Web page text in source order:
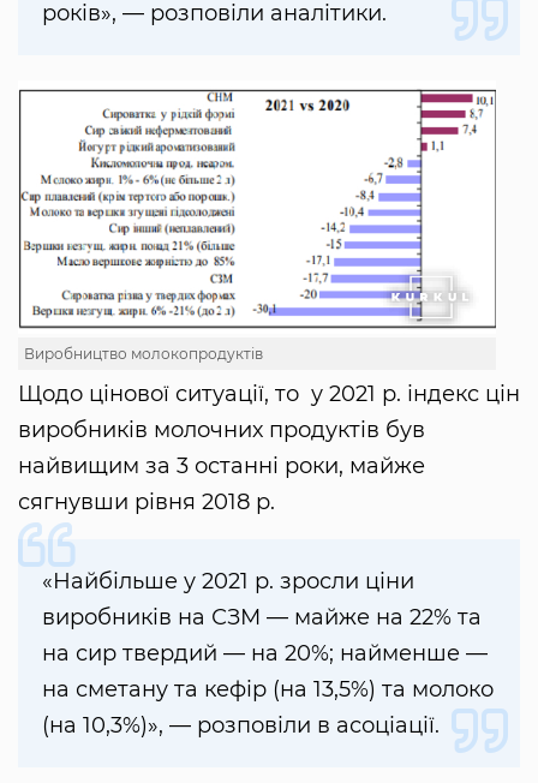
років», — розповіли аналітики.
Виробництво молокопродуктів
Щодо цінової ситуації, то у 2021 р. індекс цін
виробників молочних продуктів був
найвищим за 3 останні роки, майже
сягнувши рівня 2018 р.
«Найбільше у 2021 р. зросли ціни
виробників на СЗМ — майже на 22% та
на сир твердий — на 20%; найменше —
на сметану та кефір (на 13,5%) та молоко
(на 10,3%)», — розповіли в асоціації.